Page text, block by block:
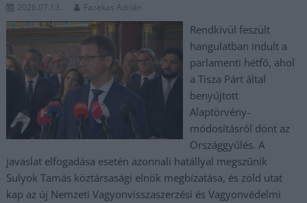
2026.07.13. Fazekas Adrián
Rendkívül feszült
hangulatban indult a
parlamenti hétfő, ahol
a Tisza Párt által
benyújtott
Alaptörvény-
módosításról dönt az
Országgyűlés. A
javaslat elfogadása esetén azonnali hatállyal megszűnik
Sulyok Tamás köztársasági elnök megbízatása, és zöld utat
kap az új Nemzeti Vagyonvisszaszerzési és Vagyonvédelmi